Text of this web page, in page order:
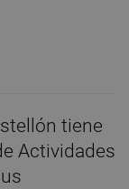
tiene
Actividades